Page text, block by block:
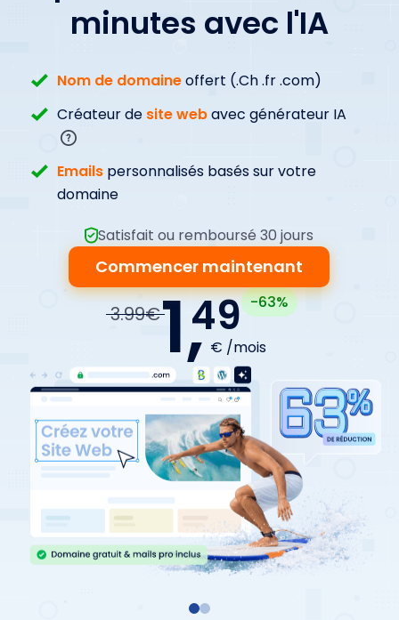
minutes avec l'IA
Nom de domaineoffert (.Ch .fr .com)
Créateur de site webavec générateur IA
Emailspersonnalisés basés sur votre
domaine
3.99€1,49
€ /mois
-63%
Commencer maintenant
Satisfait ou remboursé 30 jours